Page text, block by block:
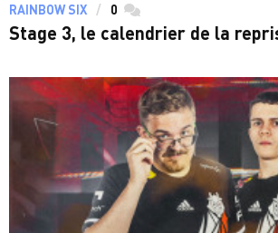
RAINBOW SIX 0 commentaires
Stage 3, le calendrier de la